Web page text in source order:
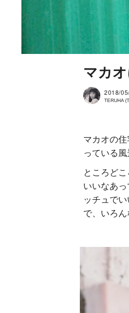
マカ
2018/
TERUHA
マカオの
っている風
ところど
いいなあ
ッチュで
で、いろん